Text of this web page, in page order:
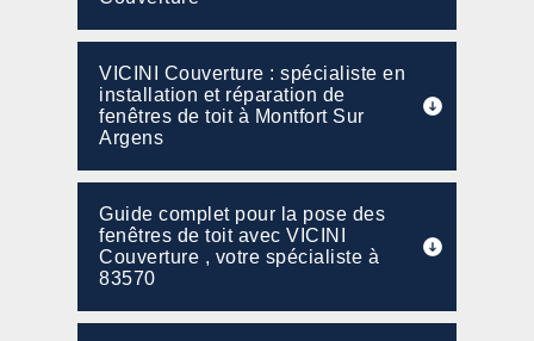
VICINI Couverture : spécialiste en
installation et réparation de
fenêtres de toit à Montfort Sur
Argens
Guide complet pour la pose des
fenêtres de toit avec VICINI
Couverture , votre spécialiste à
83570